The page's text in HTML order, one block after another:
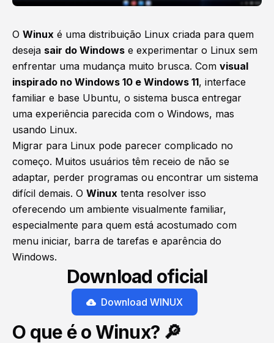
O Winux é uma distribuição Linux criada para quem
deseja sair do Windows e experimentar o Linux sem
enfrentar uma mudança muito brusca. Com visual
inspirado no Windows 10 e Windows 11, interface
familiar e base Ubuntu, o sistema busca entregar
uma experiência parecida com o Windows, mas
usando Linux.
Migrar para Linux pode parecer complicado no
começo. Muitos usuários têm receio de não se
adaptar, perder programas ou encontrar um sistema
difícil demais. O Winux tenta resolver isso
oferecendo um ambiente visualmente familiar,
especialmente para quem está acostumado com
menu iniciar, barra de tarefas e aparência do
Windows.
Download oficial
Download WINUX
O que é o Winux? 🔎